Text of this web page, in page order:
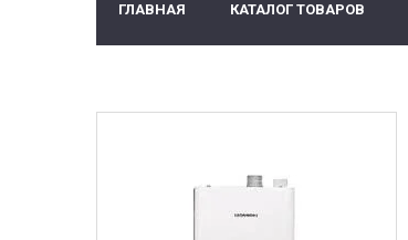
ГЛАВНАЯ КАТАЛОГ ТОВАРОВ